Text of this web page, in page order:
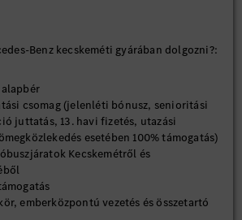
Benz kecskeméti gyárában dolgozni?:
csomag (jelenléti bónusz, senioritási
juttatás, 13. havi fizetés, utazási
esetében 100% támogatás)
Kecskemétről és
emberközpontú vezetés és összetartó